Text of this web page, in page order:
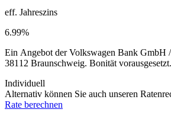
eff. Jahreszins
6.99%
Ein Angebot der Volkswagen Bank GmbH
38112 Braunschweig. Bonität vorausgesetzt.
Individuell
Alternativ können Sie auch unseren
Rate berechnen